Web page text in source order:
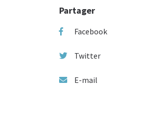
Partager
Facebook
Twitter
E-mail